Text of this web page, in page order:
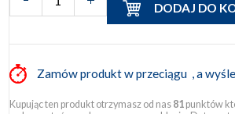
DODAJ DO
Zamów produkt w przeciągu , a
Kupując ten produkt otrzymasz od nas 81 punktów